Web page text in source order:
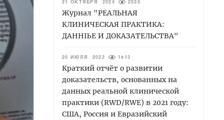
21 ОКТЯБРЯ 2024 2535
Журнал "РЕАЛЬНАЯ
КЛИНИЧЕСКАЯ ПРАКТИКА:
ДАННЫЕ И ДОКАЗАТЕЛЬСТВА"
20 ИЮЛЯ 2022 1913
Краткий отчёт о развитии
доказательств, основанных на
данных реальной клинической
практики (RWD/RWE) в 2021 году:
США, Россия и Евразийский